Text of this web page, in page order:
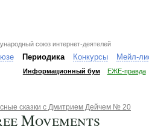
союз интернет-деятелей
Периодика Конкурсы Мейл-
Информационный бум ЕЖЕ-правда
сказки с Дмитрием Дейчем № 20
Movements